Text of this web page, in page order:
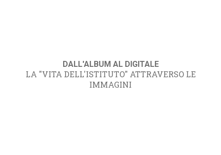
DALL'ALBUM AL DIGITALE
LA "VITA DELL'ISTITUTO" ATTRAVERSO LE
IMMAGINI